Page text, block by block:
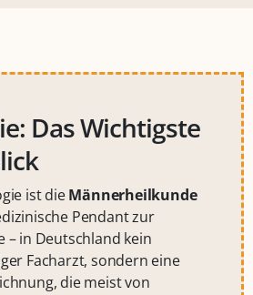
Das Wichtigste
ist dieMännerheilkunde
Pendant zur
– in Deutschland kein
Facharzt, sondern eine
die meist von